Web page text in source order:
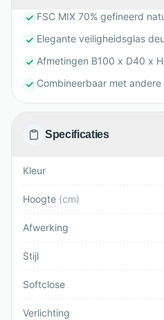
FSC MIX 70% gefineerd
Elegante veiligheidsglas
Afmetingen B100 x D40 x
Combineerbaar met andere
Specificaties
Kleur
Hoogte (cm)
Afwerking
Stijl
Softclose
Verlichting